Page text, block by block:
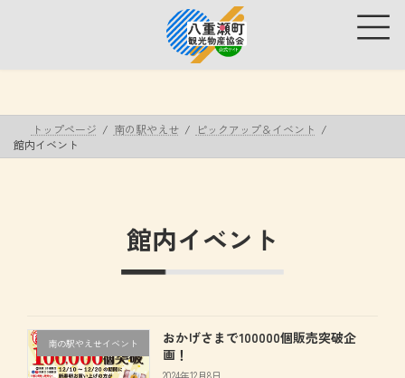
ス
ン
トップページ 南の駅やえせ
ピックアップ＆イベント
館内イベント
館内イベント
南の駅やえせイベント
おかげさまで100000個販売突破企
画！